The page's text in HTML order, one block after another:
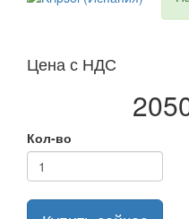
Цена с НДС
Кол-во